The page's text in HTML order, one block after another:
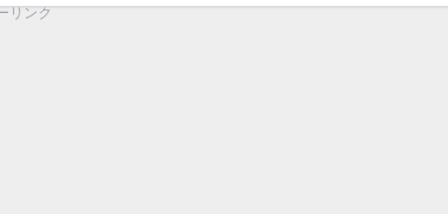
リンク